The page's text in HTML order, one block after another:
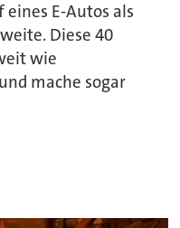
E-Autos als
Diese 40
wie
mache sogar